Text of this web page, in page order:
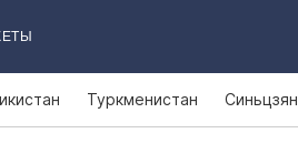
Туркменистан Синьцзян